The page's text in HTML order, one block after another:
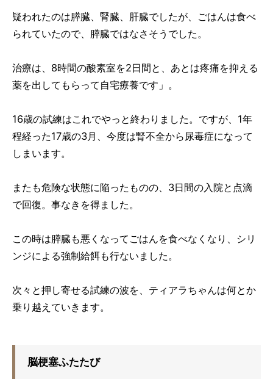
疑われたのは膵臓、腎臓、肝臓でしたが、ごはんは食べ
られていたので、膵臓ではなさそうでした。
治療は、8時間の酸素室を2日間と、あとは疼痛を抑える
薬を出してもらって自宅療養です」。
16歳の試練はこれでやっと終わりました。ですが、1年
程経った17歳の3月、今度は腎不全から尿毒症になって
しまいます。
またも危険な状態に陥ったものの、3日間の入院と点滴
で回復。事なきを得ました。
この時は膵臓も悪くなってごはんを食べなくなり、シリ
ンジによる強制給餌も行ないました。
次々と押し寄せる試練の波を、ティアラちゃんは何とか
乗り越えていきます。
脳梗塞ふたたび